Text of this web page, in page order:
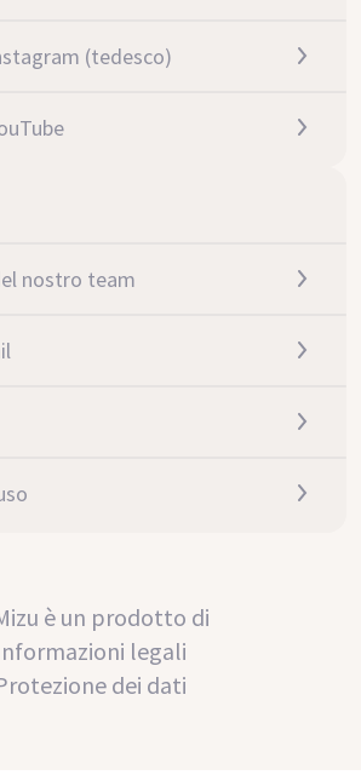
(tedesco)
nostro team
è un prodotto di
legali
dei dati